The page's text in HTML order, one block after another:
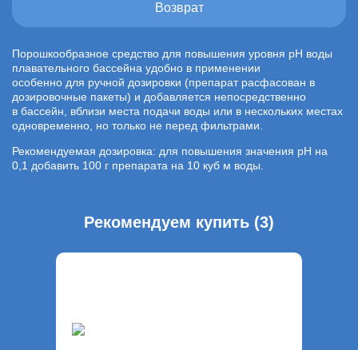
Возврат
Порошкообразное средство для повышения уровня рН воды
плавательного бассейна удобно в применении
особенно для ручной дозировки (препарат расфасован в
дозировочные пакеты) и добавляется непосредственно
в бассейн, вблизи места подачи воды или в нескольких местах
одновременно, но только не перед фильтрами.
Рекомендуемая дозировка: для повышения значения рН на
0,1 добавить 100 г препарата на 10 куб м воды.
Рекомендуем купить (3)